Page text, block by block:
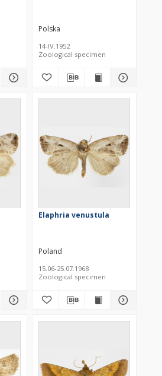
Polska
14-IV.1952
Zoological specimen
Elaphria venustula
Poland
15.06-25.07.1968
Zoological specimen